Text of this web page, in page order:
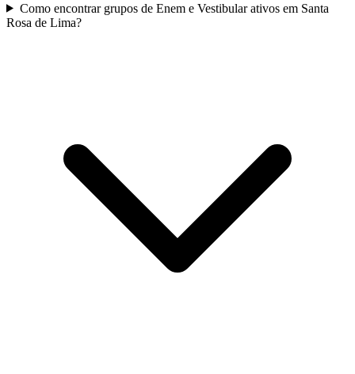
Como encontrar grupos de Enem e Vestibular ativos em Santa
Rosa de Lima?